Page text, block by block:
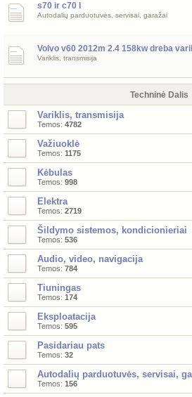
s70 ir c70 I
Autodalių parduotuvės, servisai, garažai
Volvo v60 2012m 2.4 158kw dreba
Variklis, transmisija
Techninė Dalis
Variklis, transmisija
Temos: 4782
Važiuoklė
Temos: 1175
Kėbulas
Temos: 998
Elektra
Temos: 2719
Šildymo sistemos, kondicionieriai
Temos: 536
Audio, video, navigacija
Temos: 784
Tiuningas
Temos: 174
Eksploatacija
Temos: 595
Pasidariau pats
Temos: 32
Autodalių parduotuvės, servisai,
Temos: 156